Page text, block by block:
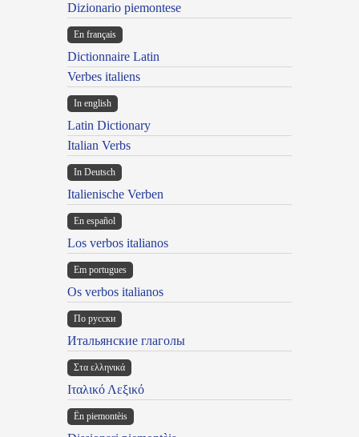
Dizionario piemontese
En français
Dictionnaire Latin
Verbes italiens
In english
Latin Dictionary
Italian Verbs
In Deutsch
Italienische Verben
En español
Los verbos italianos
Em portugues
Os verbos italianos
По русски
Итальянские глаголы
Στα ελληνικά
Ιταλικό Λεξικό
Ën piemontèis